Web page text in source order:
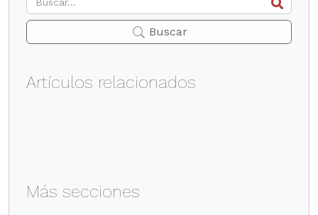
Buscar
Artículos relacionados
Más secciones